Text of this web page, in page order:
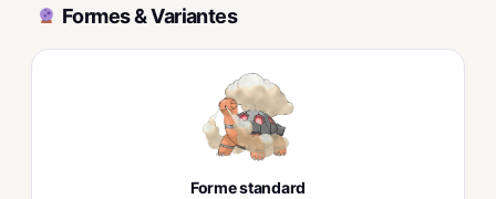
Formes & Variantes
Forme standard